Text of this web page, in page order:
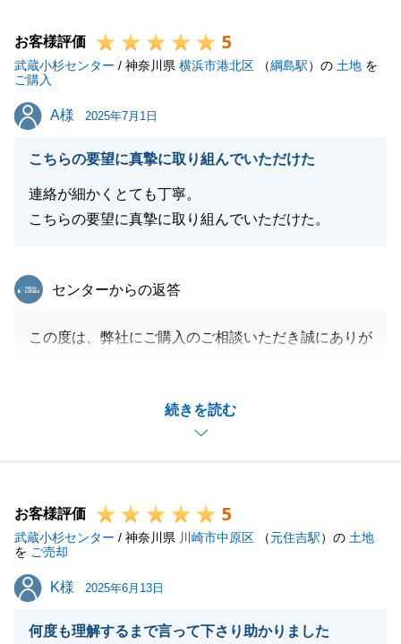
す。
今後とも引き続きよろしくお願い申し上げます。
お客様評価 5
武蔵小杉センター / 神奈川県 横浜市港北区 （綱島駅）の 土地 を
ご購入
A様
A様 2025年7月1日
こちらの要望に真摯に取り組んでいただけた
連絡が細かくとても丁寧。
こちらの要望に真摯に取り組んでいただけた。
続きを読む
東急リバブル
センターからの返答
この度は、弊社にご購入のご相談いただき誠にありが
また何かご相談事などありましたらお気軽にお問合せ
くださいませ。
お客様評価 5
武蔵小杉センター / 神奈川県 川崎市中原区 （元住吉駅）の 土地
を ご売却
K様
K様 2025年6月13日
何度も理解するまで言って下さり助かりました